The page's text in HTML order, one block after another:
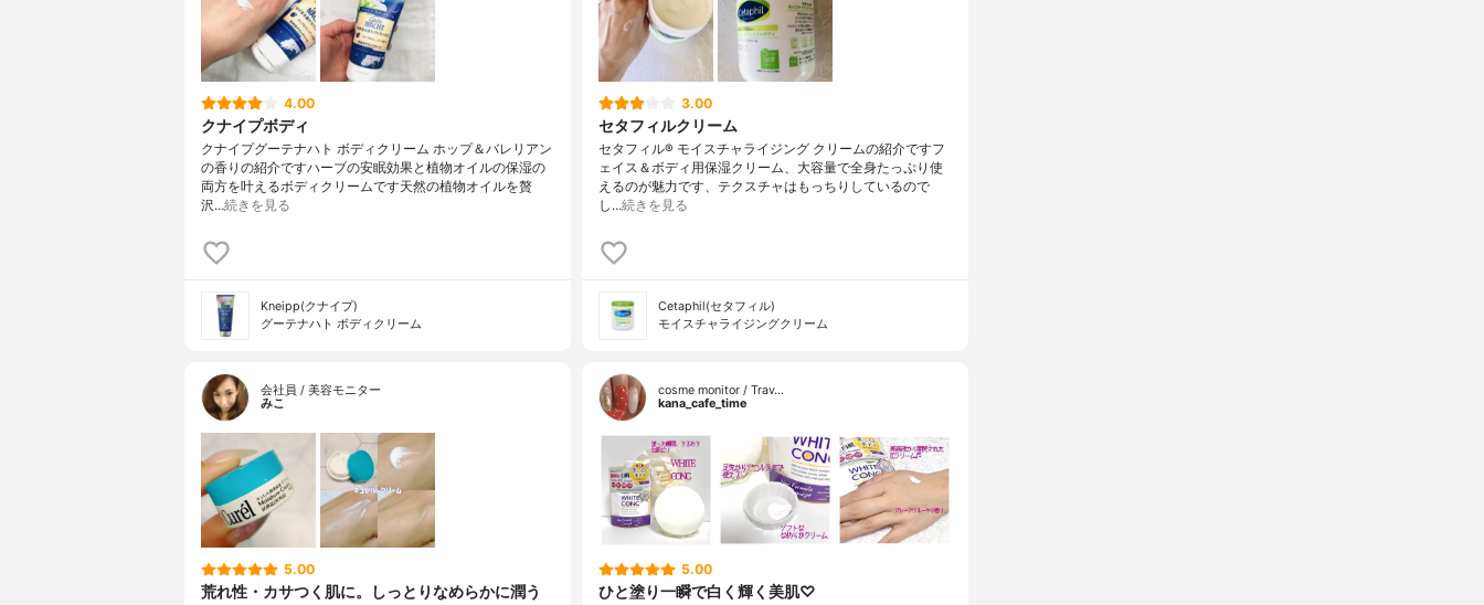
4.00
クナイプボディ
クナイプグーテナハト ボディクリーム ホップ＆バレリアン
の香りの紹介ですハーブの安眠効果と植物オイルの保湿の
両方を叶えるボディクリームです天然の植物オイルを贅
沢…続きを見る
Kneipp(クナイプ)
グーテナハト ボディクリーム
3.00
セタフィルクリーム
セタフィル® モイスチャライジング クリームの紹介ですフ
ェイス＆ボディ用保湿クリーム、大容量で全身たっぷり使
えるのが魅力です、テクスチャはもっちりしているので
し…続きを見る
Cetaphil(セタフィル)
モイスチャライジングクリーム
会社員 / 美容モニター
みこ
5.00
荒れ性・カサつく肌に。しっとりなめらかに潤う
cosme monitor / Trav…
kana_cafe_time
5.00
ひと塗り一瞬で白く輝く美肌♡